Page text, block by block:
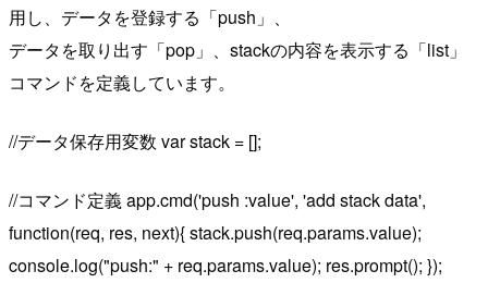
用し、データを登録する「push」、
データを取り出す「pop」、stackの内容を表示する「list」
コマンドを定義しています。
//データ保存用変数 var stack = [];
//コマンド定義 app.cmd('push :value', 'add stack data',
function(req, res, next){ stack.push(req.params.value);
console.log("push:" + req.params.value); res.prompt(); });